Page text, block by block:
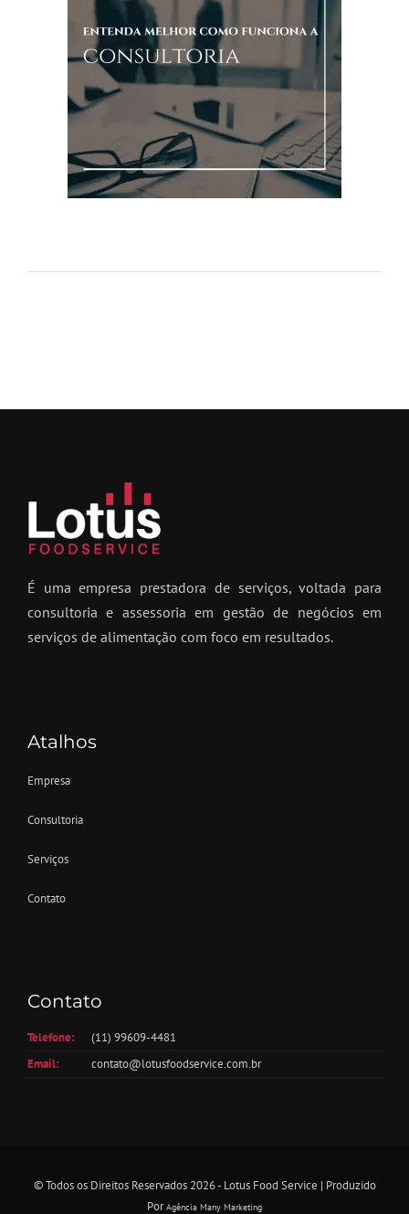
É uma empresa prestadora de serviços, voltada para
consultoria e assessoria em gestão de negócios em
serviços de alimentação com foco em resultados.
Atalhos
Empresa
Consultoria
Serviços
Contato
Contato
Telefone:
(11) 99609-4481
Email:
contato@lotusfoodservice.com.br
© Todos os Direitos Reservados 2026 - Lotus Food Service | Produzido
PorAgência Many Marketing